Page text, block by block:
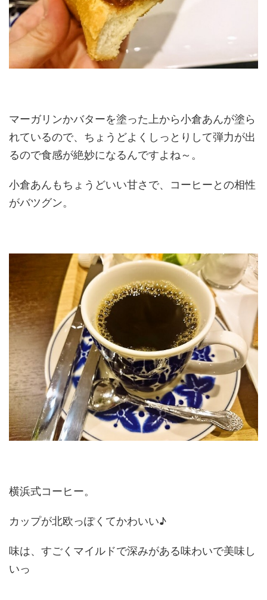
マーガリンかバターを塗った上から小倉あんが塗ら
れているので、ちょうどよくしっとりして弾力が出
るので食感が絶妙になるんですよね～。
小倉あんもちょうどいい甘さで、コーヒーとの相性
がバツグン。
横浜式コーヒー。
カップが北欧っぽくてかわいい♪
味は、 すごくマイルドで深みがある味わいで美味し
いっ